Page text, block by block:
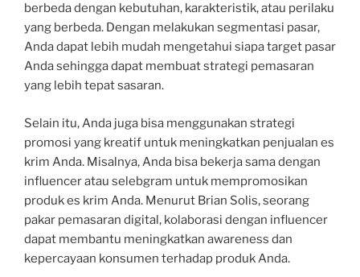
berbeda dengan kebutuhan, karakteristik, atau perilaku
yang berbeda. Dengan melakukan segmentasi pasar,
Anda dapat lebih mudah mengetahui siapa target pasar
Anda sehingga dapat membuat strategi pemasaran
yang lebih tepat sasaran.
Selain itu, Anda juga bisa menggunakan strategi
promosi yang kreatif untuk meningkatkan penjualan es
krim Anda. Misalnya, Anda bisa bekerja sama dengan
influencer atau selebgram untuk mempromosikan
produk es krim Anda. Menurut Brian Solis, seorang
pakar pemasaran digital, kolaborasi dengan influencer
dapat membantu meningkatkan awareness dan
kepercayaan konsumen terhadap produk Anda.